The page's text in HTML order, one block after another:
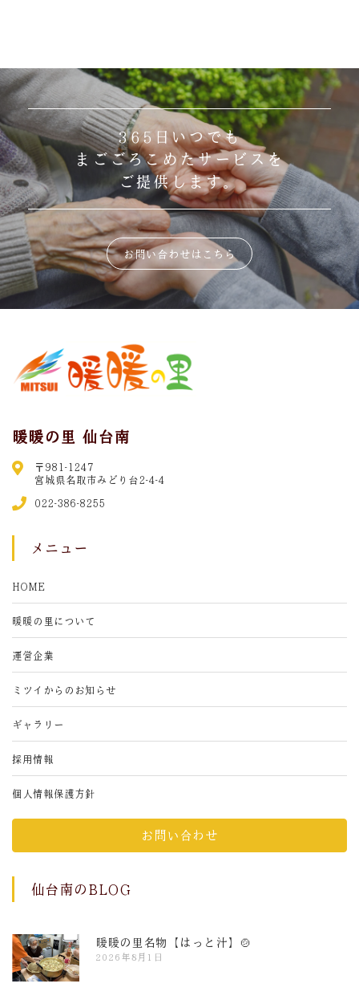
365日いつでも
まごごろこめたサービスを
ご提供します。
お問い合わせはこちら
暖暖の里 仙台南
〒981-1247
宮城県名取市みどり台2-4-4
022-386-8255
メニュー
HOME
暖暖の里について
運営企業
ミツイからのお知らせ
ギャラリー
採用情報
個人情報保護方針
お問い合わせ
仙台南のBLOG
暖暖の里名物【はっと汁】🍲
2026年8月1日